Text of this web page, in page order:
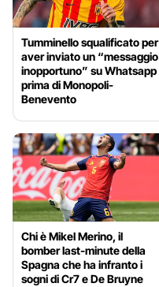
Tumminello squalificato per
aver inviato un “messaggio
inopportuno” su Whatsapp
prima di Monopoli-
Benevento
Chi è Mikel Merino, il
bomber last-minute della
Spagna che ha infranto i
sogni di Cr7 e De Bruyne